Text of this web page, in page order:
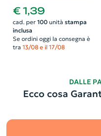
facciate. Possibilità di
richiedere anche il
progetto grafico
€ 1,39
cad. per 100unità stampa
inclusa
Se ordini oggi la consegna è
tra 13/08 e il 17/08
DALLE
Ecco cosa